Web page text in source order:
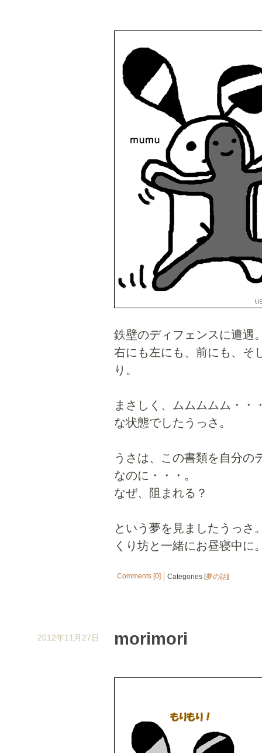
鉄壁のディフェンスに遭遇
右にも左にも、前にも、そ
り。
まさしく、ムムムムム・・
な状態でしたうっさ。
うさは、この書類を自分の
なのに・・・。
なぜ、阻まれる？
という夢を見ましたうっさ
くり坊と一緒にお昼寝中に
Comments [0] Categories [夢の話]
2012年11月27日 morimori